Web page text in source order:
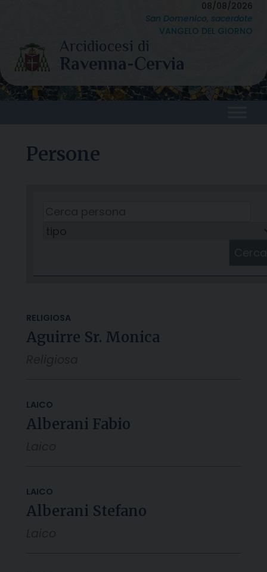
content
08/08/2026
San Domenico, sacerdote
VANGELO DEL GIORNO
Persone
RELIGIOSA
Aguirre Sr. Monica
LAICO
Alberani Fabio
LAICO
Alberani Stefano